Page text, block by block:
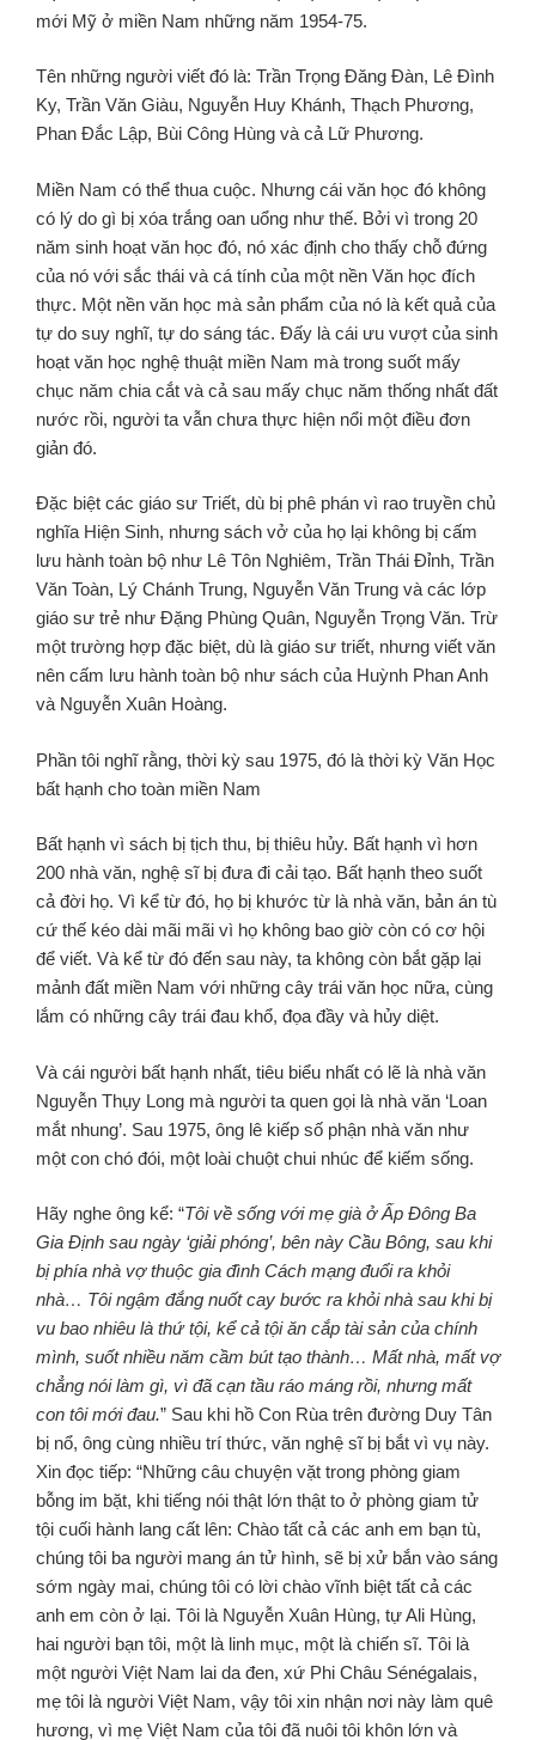
mới Mỹ ở miền Nam những năm 1954-75.
Tên những người viết đó là: Trần Trọng Đăng Đàn, Lê Đình
Ky, Trần Văn Giàu, Nguyễn Huy Khánh, Thạch Phương,
Phan Đắc Lập, Bùi Công Hùng và cả Lữ Phương.
Miền Nam có thể thua cuộc. Nhưng cái văn học đó không
có lý do gì bị xóa trắng oan uổng như thế. Bởi vì trong 20
năm sinh hoạt văn học đó, nó xác định cho thấy chỗ đứng
của nó với sắc thái và cá tính của một nền Văn học đích
thực. Một nền văn học mà sản phẩm của nó là kết quả của
tự do suy nghĩ, tự do sáng tác. Đấy là cái ưu vượt của sinh
hoạt văn học nghệ thuật miền Nam mà trong suốt mấy
chục năm chia cắt và cả sau mấy chục năm thống nhất đất
nước rồi, người ta vẫn chưa thực hiện nổi một điều đơn
giản đó.
Đặc biệt các giáo sư Triết, dù bị phê phán vì rao truyền chủ
nghĩa Hiện Sinh, nhưng sách vở của họ lại không bị cấm
lưu hành toàn bộ như Lê Tôn Nghiêm, Trần Thái Đỉnh, Trần
Văn Toàn, Lý Chánh Trung, Nguyễn Văn Trung và các lớp
giáo sư trẻ như Đặng Phùng Quân, Nguyễn Trọng Văn. Trừ
một trường hợp đặc biệt, dù là giáo sư triết, nhưng viết văn
nên cấm lưu hành toàn bộ như sách của Huỳnh Phan Anh
và Nguyễn Xuân Hoàng.
Phần tôi nghĩ rằng, thời kỳ sau 1975, đó là thời kỳ Văn Học
bất hạnh cho toàn miền Nam
Bất hạnh vì sách bị tịch thu, bị thiêu hủy. Bất hạnh vì hơn
200 nhà văn, nghệ sĩ bị đưa đi cải tạo. Bất hạnh theo suốt
cả đời họ. Vì kể từ đó, họ bị khước từ là nhà văn, bản án tù
cứ thế kéo dài mãi mãi vì họ không bao giờ còn có cơ hội
để viết. Và kể từ đó đến sau này, ta không còn bắt gặp lại
mảnh đất miền Nam với những cây trái văn học nữa, cùng
lắm có những cây trái đau khổ, đọa đầy và hủy diệt.
Và cái người bất hạnh nhất, tiêu biểu nhất có lẽ là nhà văn
Nguyễn Thụy Long mà người ta quen gọi là nhà văn ‘Loan
mắt nhung’. Sau 1975, ông lê kiếp số phận nhà văn như
một con chó đói, một loài chuột chui nhúc để kiếm sống.
Hãy nghe ông kể: “Tôi về sống với mẹ già ở Ấp Đông Ba
Gia Định sau ngày ‘giải phóng’, bên này Cầu Bông, sau khi
bị phía nhà vợ thuộc gia đình Cách mạng đuổi ra khỏi
nhà… Tôi ngậm đắng nuốt cay bước ra khỏi nhà sau khi bị
vu bao nhiêu là thứ tội, kể cả tội ăn cắp tài sản của chính
mình, suốt nhiều năm cầm bút tạo thành… Mất nhà, mất vợ
chẳng nói làm gì, vì đã cạn tầu ráo máng rồi, nhưng mất
con tôi mới đau.” Sau khi hồ Con Rùa trên đường Duy Tân
bị nổ, ông cùng nhiều trí thức, văn nghệ sĩ bị bắt vì vụ này.
Xin đọc tiếp: “Những câu chuyện vặt trong phòng giam
bỗng im bặt, khi tiếng nói thật lớn thật to ở phòng giam tử
tội cuối hành lang cất lên: Chào tất cả các anh em bạn tù,
chúng tôi ba người mang án tử hình, sẽ bị xử bắn vào sáng
sớm ngày mai, chúng tôi có lời chào vĩnh biệt tất cả các
anh em còn ở lại. Tôi là Nguyễn Xuân Hùng, tự Ali Hùng,
hai người bạn tôi, một là linh mục, một là chiến sĩ. Tôi là
một người Việt Nam lai da đen, xứ Phi Châu Sénégalais,
mẹ tôi là người Việt Nam, vậy tôi xin nhận nơi này làm quê
hương, vì mẹ Việt Nam của tôi đã nuôi tôi khôn lớn và